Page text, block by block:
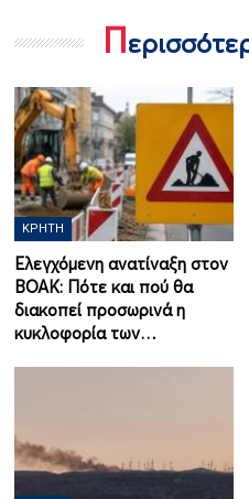
Π
ΚΡΉΤΗ
Ελεγχόμενη ανατίναξη στον
ΒΟΑΚ: Πότε και πού θα
διακοπεί προσωρινά η
κυκλοφορία των…